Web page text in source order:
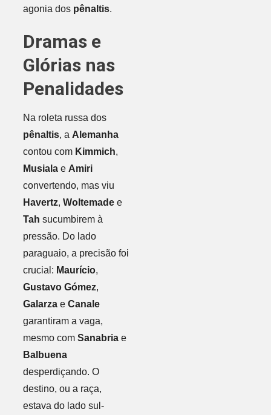
agonia dos pênaltis.
Dramas e
Glórias nas
Penalidades
Na roleta russa dos
pênaltis, a Alemanha
contou com Kimmich,
Musialae Amiri
convertendo, mas viu
Havertz, Woltemadee
Tah sucumbirem à
pressão. Do lado
paraguaio, a precisão foi
crucial: Maurício,
Gustavo Gómez,
Galarzae Canale
garantiram a vaga,
mesmo com Sanabriae
Balbuena
desperdiçando. O
destino, ou a raça,
estava do lado sul-